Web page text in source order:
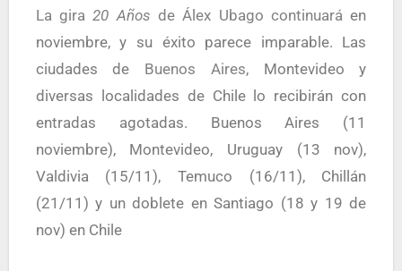
La gira20 Años de Álex Ubago continuará en
noviembre, y su éxito parece imparable. Las
ciudades de Buenos Aires, Montevideo y
diversas localidades de Chile lo recibirán con
entradas agotadas. Buenos Aires (11
noviembre), Montevideo, Uruguay (13 nov),
Valdivia (15/11), Temuco (16/11), Chillán
(21/11) y un doblete en Santiago (18 y 19 de
nov) en Chile